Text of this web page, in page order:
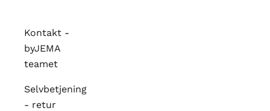
Kontakt -
byJEMA
teamet
Selvbetjening
- retur